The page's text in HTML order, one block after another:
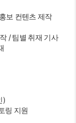
보 컨텐츠 제작
/ 팀별 취재 기사
)
링 지원